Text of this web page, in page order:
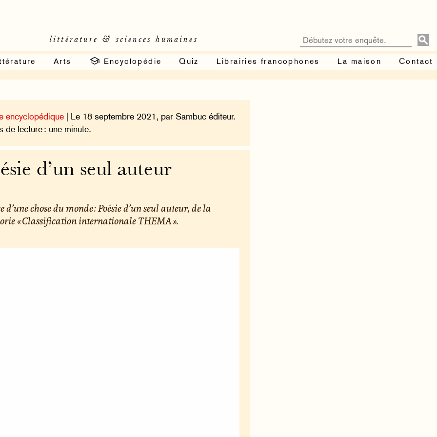
littérature & sciences humaines
Arts Encyclopédie Quiz Librairies francophones La maison Contact
encyclopédique | Le 18 septembre 2021, par Sambuc éditeur.
de lecture : une minute.
d’un seul auteur
d’une chose du monde : Poésie d’un seul auteur, de la
« Classification internationale THEMA ».